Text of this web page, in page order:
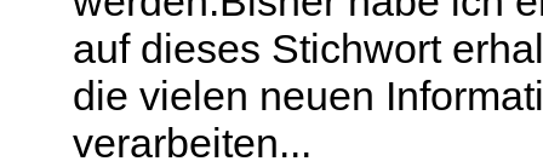
auf dieses Stichwort
die vielen neuen
verarbeiten...